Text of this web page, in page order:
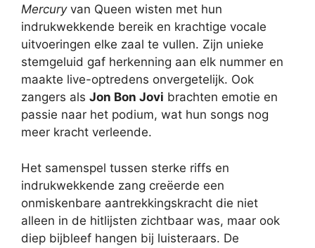
Mercuryvan Queen wisten met hun
indrukwekkende bereik en krachtige vocale
uitvoeringen elke zaal te vullen. Zijn unieke
stemgeluid gaf herkenning aan elk nummer en
maakte live-optredens onvergetelijk. Ook
zangers als Jon Bon Jovi brachten emotie en
passie naar het podium, wat hun songs nog
meer kracht verleende.
Het samenspel tussen sterke riffs en
indrukwekkende zang creëerde een
onmiskenbare aantrekkingskracht die niet
alleen in de hitlijsten zichtbaar was, maar ook
diep bijbleef hangen bij luisteraars. De